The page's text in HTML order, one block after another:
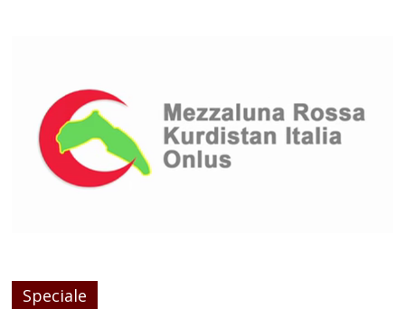
Speciale